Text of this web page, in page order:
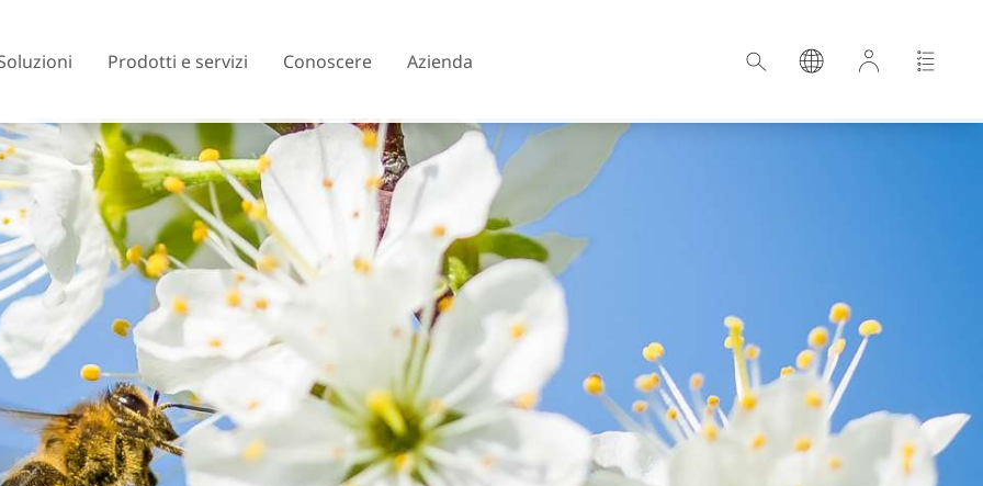
Prodotti e servizi Conoscere Azienda
Austria Belgio
Rep. Ceca
Finlandia
Francia
Germania
Regno Unito
Grecia
Ungheria
Islanda
Italia
Lettonia
Lituania
Macedonia del Nord
Paesi Bassi